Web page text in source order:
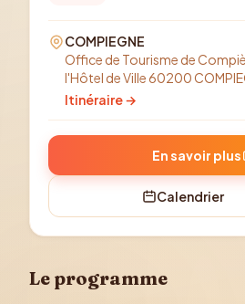
COMPIEGNE
Office de Tourisme de
l'Hôtel de Ville 60200
Itinéraire →
En savoir plus
Calendrier
Le programme